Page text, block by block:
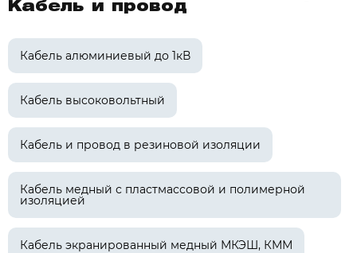
Кабель и провод
Кабель алюминиевый до 1кВ
Кабель высоковольтный
Кабель и провод в резиновой изоляции
Кабель медный с пластмассовой и полимерной
изоляцией
Кабель экранированный медный МКЭШ, КММ